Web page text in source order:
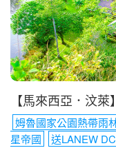
保證成團-9/22 長鼻
NT$68,000 元起